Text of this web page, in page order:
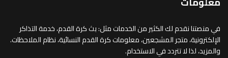
في منصتنا نقدم لك الكثير من الخدمات مثل: بث كرة القدم، خدمة التذاكر
الإلكترونية، متجر المشجعين، معلومات كرة القدم النسائية، نظام الملاحظات.
والمزيد، لذا لا تتردد في الاستخدام.